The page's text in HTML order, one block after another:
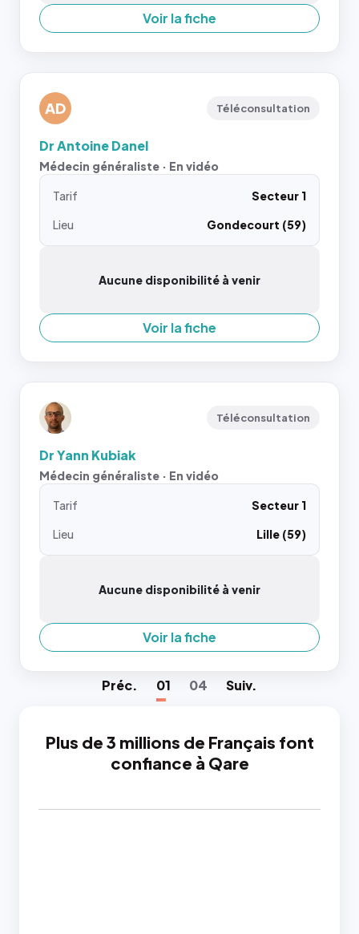
Voir la fiche
AD Téléconsultation
Dr Antoine Danel
Médecin généraliste · En vidéo
Tarif
Secteur 1
Lieu
Gondecourt (59)
Aucune disponibilité à venir
Voir la fiche
Téléconsultation
Dr Yann Kubiak
Médecin généraliste · En vidéo
Tarif
Secteur 1
Lieu
Lille (59)
Aucune disponibilité à venir
Voir la fiche
Préc. 01 04 Suiv.
Plus de 3 millions de Français font
confiance à Qare